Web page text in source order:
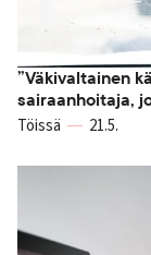
”Väkivaltainen
sairaanhoitaja,
Töissä 21.5.